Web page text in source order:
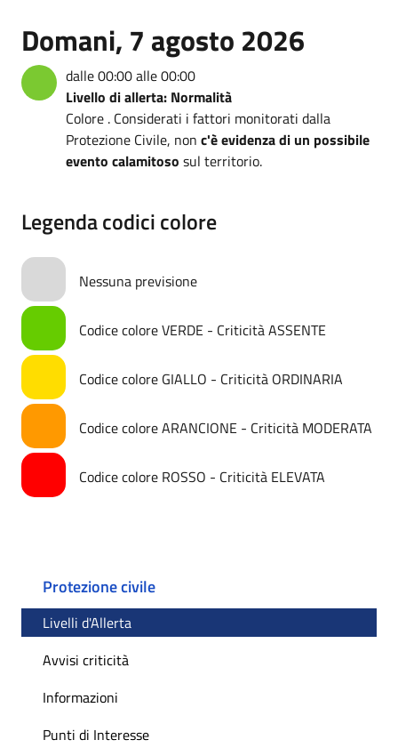
Domani, 7 agosto 2026
dalle 00:00 alle 00:00
Livello di allerta: Normalità
Colore . Considerati i fattori monitorati dalla
Protezione Civile, non c'è evidenza di un possibile
evento calamitoso sul territorio.
Legenda codici colore
Nessuna previsione
Codice colore VERDE - Criticità ASSENTE
Codice colore GIALLO - Criticità ORDINARIA
Codice colore ARANCIONE - Criticità MODERATA
Codice colore ROSSO - Criticità ELEVATA
Protezione civile
Livelli d'Allerta
Avvisi criticità
Informazioni
Punti di Interesse